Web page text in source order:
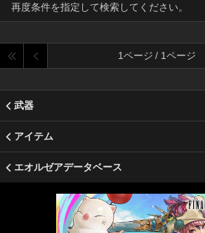
再度条件を指定して検索してください。
1ページ / 1ページ
武器
アイテム
エオルゼアデータベース